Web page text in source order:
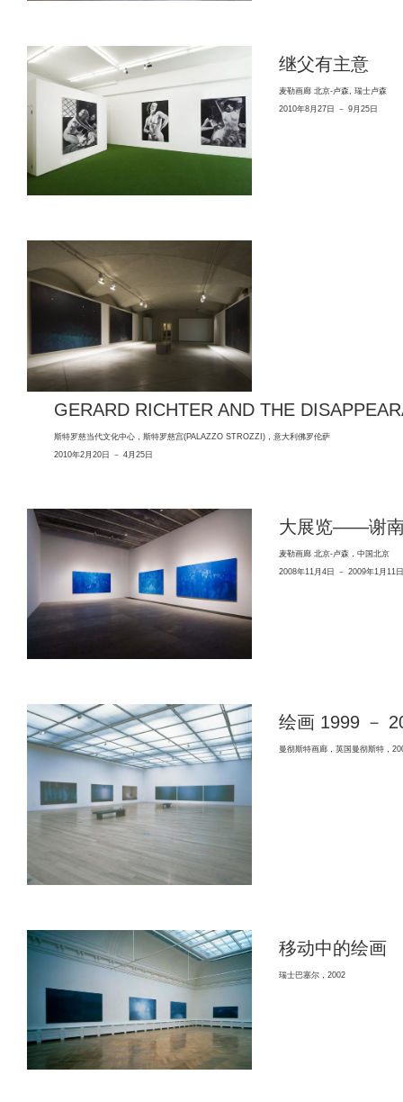
继父有主意
麦勒画廊 北京-卢森, 瑞士卢森
2010年8月27日 － 9月25日
GERARD RICHTER AND THE
斯特罗慈当代文化中心，斯特罗慈宫(PALAZZO STROZZI)，意大利佛罗伦萨
2010年2月20日 － 4月25日
大展览——谢
麦勒画廊 北京-卢森，中国北京
2008年11月4日 － 2009年1月11日
绘画 1999 －
曼彻斯特画廊，英国曼彻斯特，
移动中的绘画
瑞士巴塞尔，2002